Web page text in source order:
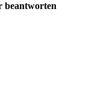
beantworten